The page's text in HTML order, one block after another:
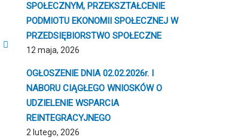
SPOŁECZNYM, PRZEKSZTAŁCENIE
PODMIOTU EKONOMII SPOŁECZNEJ W
PRZEDSIĘBIORSTWO SPOŁECZNE
12 maja, 2026
OGŁOSZENIE DNIA 02.02.2026r. I
NABORU CIĄGŁEGO WNIOSKÓW O
UDZIELENIE WSPARCIA
REINTEGRACYJNEGO
2 lutego, 2026